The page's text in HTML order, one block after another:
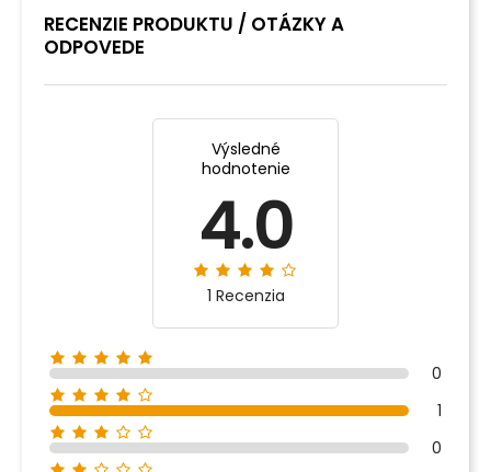
RECENZIE PRODUKTU / OTÁZKY A
ODPOVEDE
Výsledné
hodnotenie
4.0
1 Recenzia
0
1
0